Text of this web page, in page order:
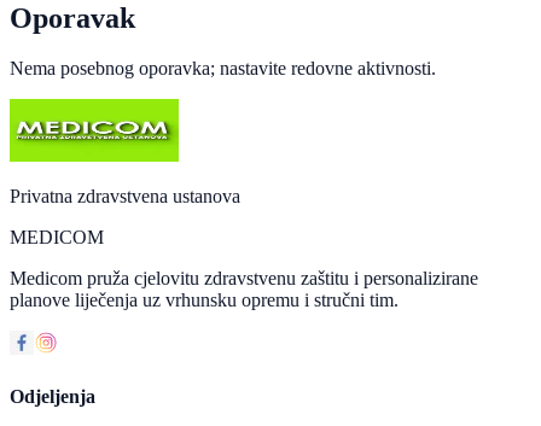
Oporavak
Nema posebnog oporavka; nastavite redovne aktivnosti.
Privatna zdravstvena ustanova
MEDICOM
Medicom pruža cjelovitu zdravstvenu zaštitu i personalizirane
planove liječenja uz vrhunsku opremu i stručni tim.
Odjeljenja